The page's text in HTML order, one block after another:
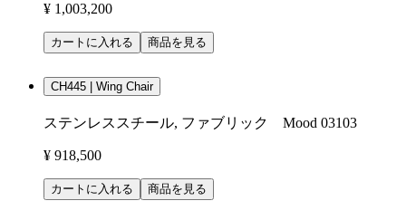
¥ 1,003,200
カートに入れる 商品を見る
CH445 | Wing Chair
ステンレススチール, ファブリック Mood 03103
¥ 918,500
カートに入れる 商品を見る